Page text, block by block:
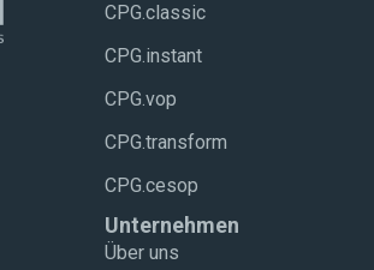
CPG.classic
CPG.instant
CPG.vop
CPG.transform
CPG.cesop
Unternehmen
Über uns